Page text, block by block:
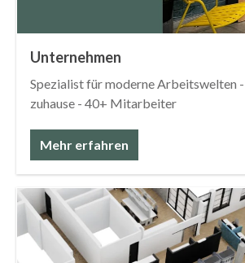
Unternehmen
Spezialist für moderne Arbeitswelten
zuhause - 40+ Mitarbeiter
Mehr erfahren